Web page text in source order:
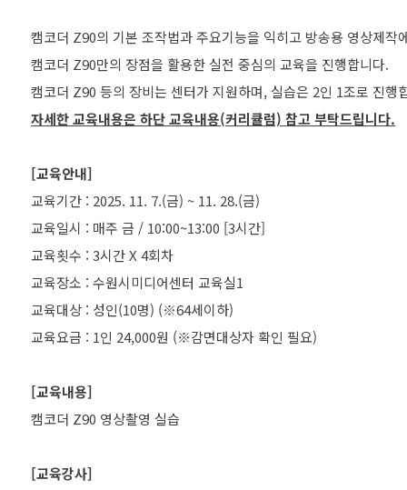
캠코더 Z90의 기본 조작법과 주요기능을 익히고 방송용 영상제
캠코더 Z90만의 장점을 활용한 실전 중심의 교육을 진행합니다.
자세한 교육내용은 하단 교육내용(커리큘럼) 참고 부탁드립니다.
[교육안내]
교육기간 : 2025. 11. 7.(금) ~ 11. 28.(금)
교육일시 : 매주 금 / 10:00~13:00 [3시간]
교육횟수 : 3시간 X 4회차
교육장소 : 수원시미디어센터 교육실1
교육대상 : 성인(10명) (※64세이하)
교육요금 : 1인 24,000원 (※감면대상자 확인 필요)
[교육내용]
캠코더 Z90 영상촬영 실습
[교육강사]